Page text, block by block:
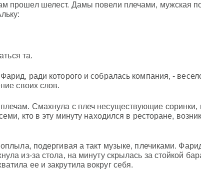
прошел шелест. Дамы повели плечами, мужская
та.
ради которого и собралась компания, -
своих слов.
Смахнула с плеч несуществующие соринки,
кто в эту минуту находился в ресторане,
подергивая а такт музыке, плечиками.
из-за стола, на минуту скрылась за стойкой
ее и закрутила вокруг себя.